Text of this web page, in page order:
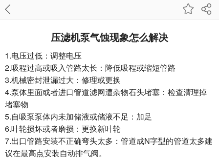
压滤机泵气蚀现象怎么解决
1.电压过低：调整电压
2.吸程过高或吸入管路太长：降低吸程或缩短管路
3.机械密封泄漏过大：修理或更换
4.泵体里面或者进口管道滤网遭杂物石头堵塞：检查清理掉
堵塞物
5.自吸泵泵体内未加储液或储液不足：加足
6.叶轮损坏或者磨损：更换新叶轮
7.出口管路安装不正确弯头太多：管道成N字型的管道太多建
议在最高点安装自动排气阀。